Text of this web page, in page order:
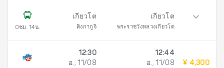
0ชม. 14น.
เกียวโต
คิงกากูจิ
เกียวโต
พระราชวังหลวงเกียวโต
12:30
อ., 11/08
12:44
อ., 11/08
¥ 4,300